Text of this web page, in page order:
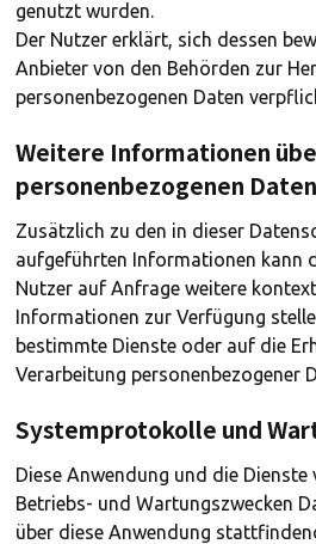
genutzt wurden.
Der Nutzer erklärt, sich dessen
Anbieter von den Behörden zur
personenbezogenen Daten
Weitere Informationen
personenbezogenen
Zusätzlich zu den in dieser
aufgeführten Informationen kann
Nutzer auf Anfrage weitere
Informationen zur Verfügung
bestimmte Dienste oder auf die
Verarbeitung personenbezogener
Systemprotokolle und
Diese Anwendung und die
Betriebs- und Wartungszwecken
über diese Anwendung